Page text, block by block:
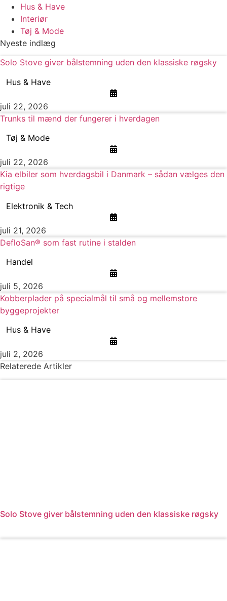
Hus & Have
Interiør
Tøj & Mode
Nyeste indlæg
Solo Stove giver bålstemning uden den klassiske røgsky
Hus & Have
juli 22, 2026
Trunks til mænd der fungerer i hverdagen
Tøj & Mode
juli 22, 2026
Kia elbiler som hverdagsbil i Danmark – sådan vælges den
rigtige
Elektronik & Tech
juli 21, 2026
DefloSan® som fast rutine i stalden
Handel
juli 5, 2026
Kobberplader på specialmål til små og mellemstore
byggeprojekter
Hus & Have
juli 2, 2026
Relaterede Artikler
Solo Stove giver bålstemning uden den klassiske røgsky